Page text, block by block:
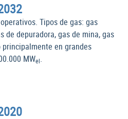
Tipos de gas: gas
de depuradora, gas de mina, gas
en grandes
MWel.